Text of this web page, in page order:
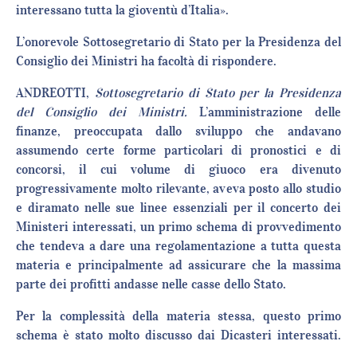
interessano tutta la gioventù d’Italia».
L’onorevole Sottosegretario di Stato per la Presidenza del
Consiglio dei Ministri ha facoltà di rispondere.
ANDREOTTI, Sottosegretario di Stato per la Presidenza
del Consiglio dei Ministri. L’amministrazione delle
finanze, preoccupata dallo sviluppo che andavano
assumendo certe forme particolari di pronostici e di
concorsi, il cui volume di giuoco era divenuto
progressivamente molto rilevante, aveva posto allo studio
e diramato nelle sue linee essenziali per il concerto dei
Ministeri interessati, un primo schema di provvedimento
che tendeva a dare una regolamentazione a tutta questa
materia e principalmente ad assicurare che la massima
parte dei profitti andasse nelle casse dello Stato.
Per la complessità della materia stessa, questo primo
schema è stato molto discusso dai Dicasteri interessati.